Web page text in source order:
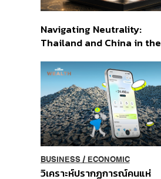
Navigating Neutrality:
Thailand and China in the
Order
BUSINESS/ ECONOMIC
วิเคราะห์ปรากฏการณ์คนแห่